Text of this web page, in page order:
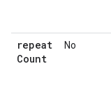
repeat
Count
No